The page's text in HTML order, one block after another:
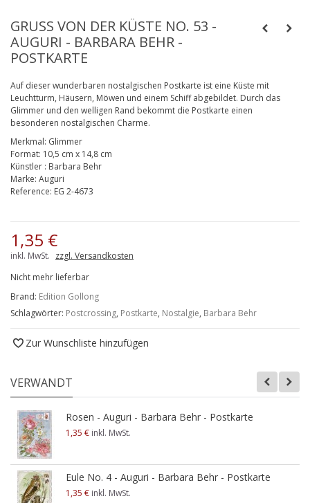
GRUSS VON DER KÜSTE NO. 53 - A
UGURI - BARBARA BEHR - P
OSTKARTE
Auf dieser wunderbaren nostalgischen Postkarte ist eine Küste mit
Leuchtturm, Häusern, Möwen und einem Schiff abgebildet. Durch das
Glimmer und den welligen Rand bekommt die Postkarte einen
besonderen nostalgischen Charme.
Merkmal: Glimmer
Format: 10,5 cm x 14,8 cm
Künstler : Barbara Behr
Marke: Auguri
Reference: EG 2-4673
1,35 €
inkl. MwSt. zzgl. Versandkosten
Nicht mehr lieferbar
Brand: Edition Gollong
Schlagwörter: Postcrossing, Postkarte, Nostalgie, Barbara Behr
Zur Wunschliste hinzufügen
VERWANDT
Rosen - Auguri - Barbara Behr - Postkarte
1,35 € inkl. MwSt.
Eule No. 4 - Auguri - Barbara Behr - Postkarte
1,35 € inkl. MwSt.